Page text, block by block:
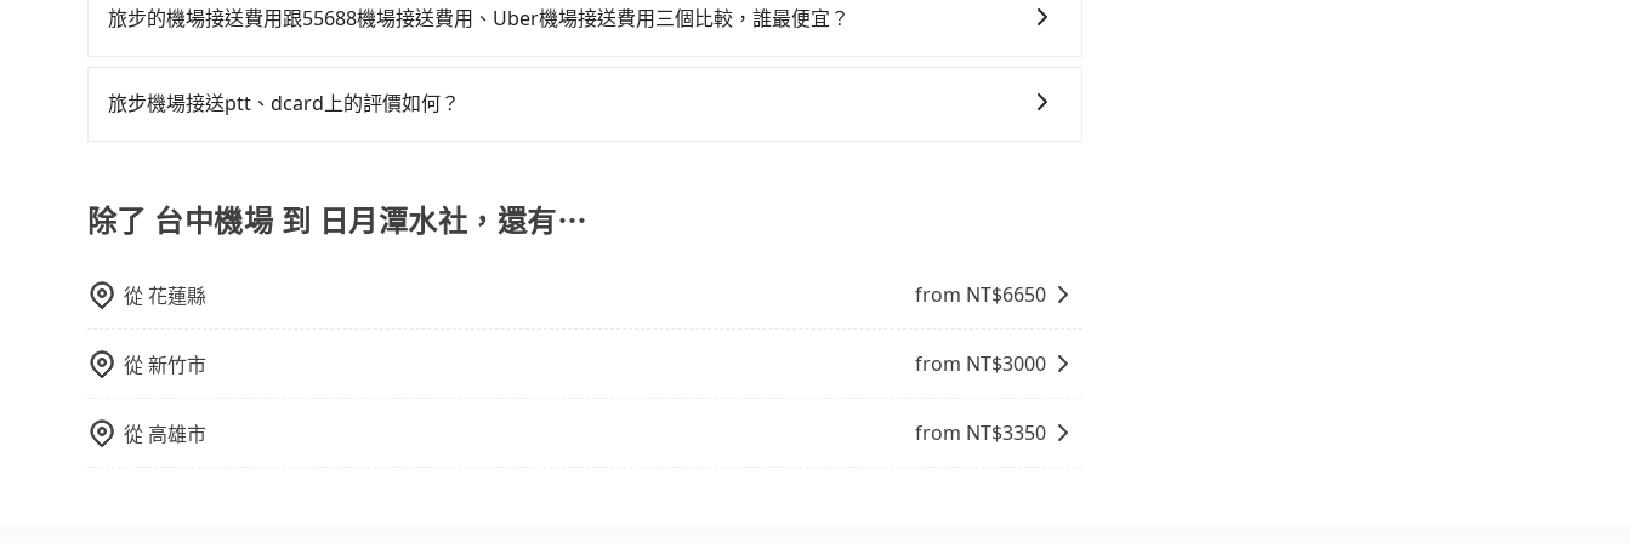
價格，避免爭議。 4. 預約機場接送：可以提前預訂服務，安排接送。價格會因路線而有所不同。 5. 高鐵：搭乘
於您的預算、時間和行程安排。建議您提前了解並根據自己的需要選擇最方便和經濟實惠的交通方式。
輛，讓乘客能落地後順利離開機場。但如事先沒有告知而是司機抵達機場後才發現旅客入境時間有耽誤，tripool
車上無乘客或已經在機場周邊，會盡快配合旅客乘車。
旅步的機場接送費用跟55688機場接送費用、Uber機場接送費用三個比較，誰最便宜？
的，相比於旅步提供的固定車資模式，除了能讓旅客更容易掌握車資，不用擔心被額外收費，所以相對55688和
旅步機場接送ptt、dcard上的評價如何？
除了 台中機場 到 日月潭水社，還有⋯
從花蓮縣 from NT$6650
從新竹市 from NT$3000
從 高雄市 from NT$3350